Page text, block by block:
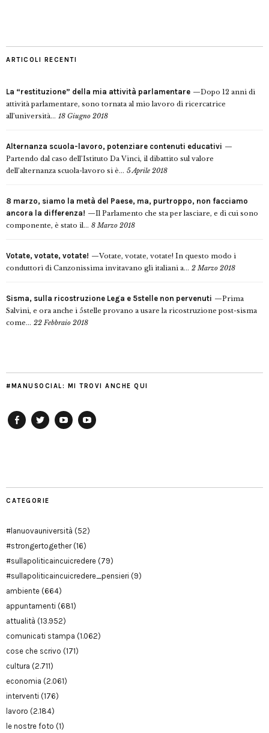
ARTICOLI RECENTI
La “restituzione” della mia attività parlamentare
Dopo 12 anni di
attività parlamentare, sono tornata al mio lavoro di ricercatrice
all’università... 18 Giugno 2018
Alternanza scuola-lavoro, potenziare contenuti educativi
Partendo dal caso dell’Istituto Da Vinci, il dibattito sul valore
dell’alternanza scuola-lavoro si è... 5 Aprile 2018
8 marzo, siamo la metà del Paese, ma, purtroppo, non facciamo
ancora la differenza!
Il Parlamento che sta per lasciare, e di cui sono
componente, è stato il... 8 Marzo 2018
Votate, votate, votate!
Votate, votate, votate! In questo modo i
conduttori di Canzonissima invitavano gli italiani a... 2 Marzo 2018
Sisma, sulla ricostruzione Lega e 5stelle non pervenuti
Prima
Salvini, e ora anche i 5stelle provano a usare la ricostruzione post-sisma
come... 22 Febbraio 2018
#MANUSOCIAL: MI TROVI ANCHE QUI
CATEGORIE
#lanuovauniversità (52)
#strongertogether(16)
#sullapoliticaincuicredere (79)
#sullapoliticaincuicredere_pensieri (9)
ambiente (664)
appuntamenti (681)
attualità (13.952)
comunicati stampa (1.062)
cose che scrivo (171)
cultura (2.711)
economia (2.061)
interventi (176)
lavoro (2.184)
le nostre foto (1)